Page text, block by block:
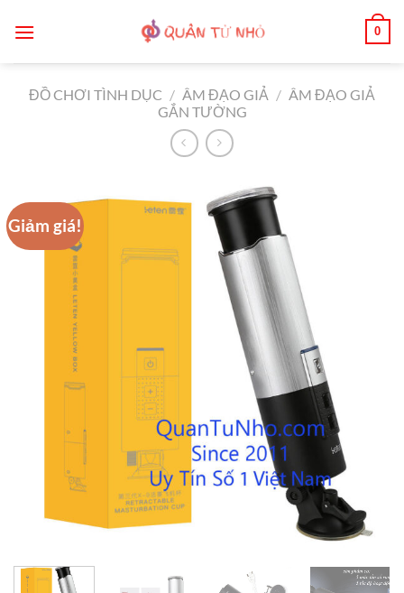
qua
0
ĐỒ CHƠI TÌNH DỤC / ÂM ĐẠO GIẢ / ÂM ĐẠO GIẢ
GẮN TƯỜNG
Giảm giá!